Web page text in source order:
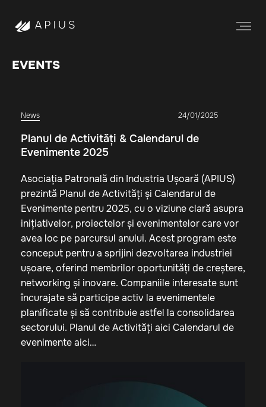
EVENTS
News 24/01/2025
Planul de Activități & Calendarul de
Evenimente 2025
Asociația Patronală din Industria Ușoară (APIUS)
prezintă Planul de Activități și Calendarul de
Evenimente pentru 2025, cu o viziune clară asupra
inițiativelor, proiectelor și evenimentelor care vor
avea loc pe parcursul anului. Acest program este
conceput pentru a sprijini dezvoltarea industriei
ușoare, oferind membrilor oportunități de creștere,
networking și inovare. Companiile interesate sunt
încurajate să participe activ la evenimentele
planificate și să contribuie astfel la consolidarea
sectorului. Planul de Activități aici Calendarul de
evenimente aici…